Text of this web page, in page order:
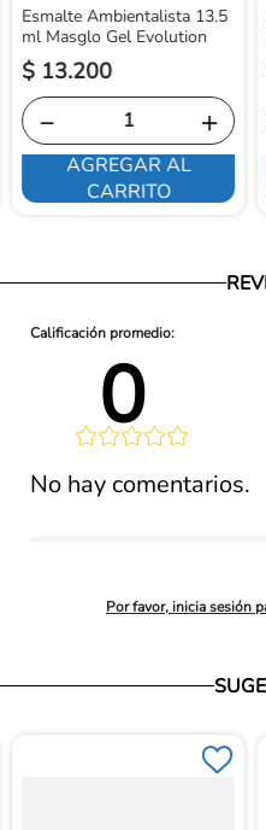
Esmalte Ambientalista 13.5
ml Masglo Gel Evolution
$ 13.200
＋
－
AGREGAR AL
CARRITO
0
Por favor, inicia sesión
No hay comentarios.